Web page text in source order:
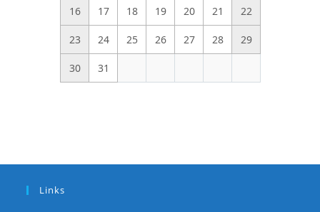
16 17 18 19 20 21 22
23 24 25 26 27 28 29
30 31
Links